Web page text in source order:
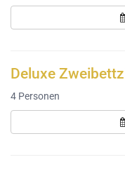
Deluxe
4 Personen